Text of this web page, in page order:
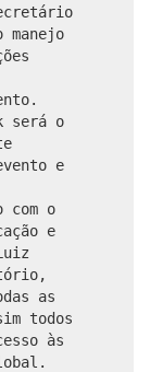
será o
e
com o
e
as
todos
às